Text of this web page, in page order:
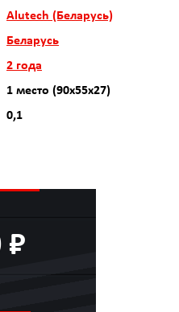
Alutech (Беларусь)
Беларусь
2 года
1 место (90х55х27)
0,1
₽